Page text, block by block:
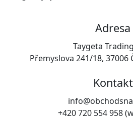
Adresa
Taygeta
Přemyslova 241/18, 37006
Kontakt
+420 720 554 958